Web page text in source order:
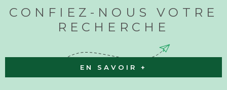
CONFIEZ-NOUS VOTRE
RECHERCHE
EN SAVOIR +
RECHERCHER